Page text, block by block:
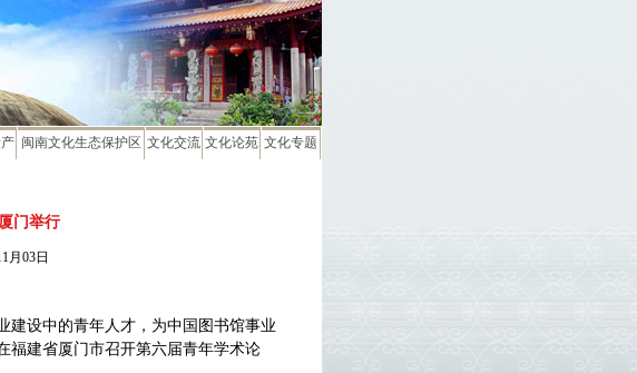
闽南文化生态保护区 文化交流 文化论苑 文化专题
门举行
月03日
建设中的青年人才，为中国图书馆事业
福建省厦门市召开第六届青年学术论